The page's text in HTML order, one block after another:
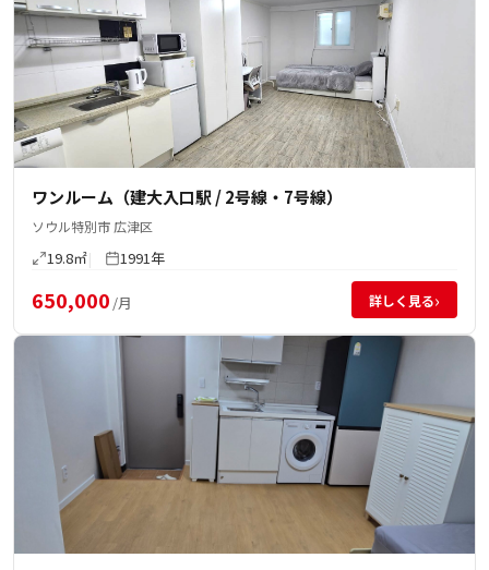
ワンルーム（建大入口駅 / 2号線・7号線）
ソウル特別市 広津区
19.8㎡ 1991年
650,000 /月 詳しく見る›